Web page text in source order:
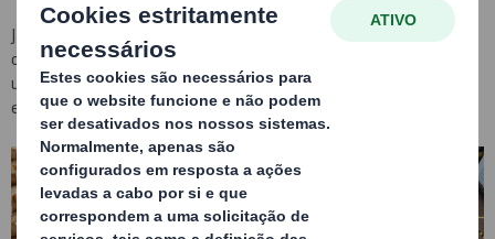
Já a alguns meses, a nossa fábrica de Portugal recebeu um
contacto de um produtor de rolhas de cortiça da zona, solicitando
uma solução de embalagem que melhorasse o processo de
embalamento que atualmente usava para as suas rolhas.